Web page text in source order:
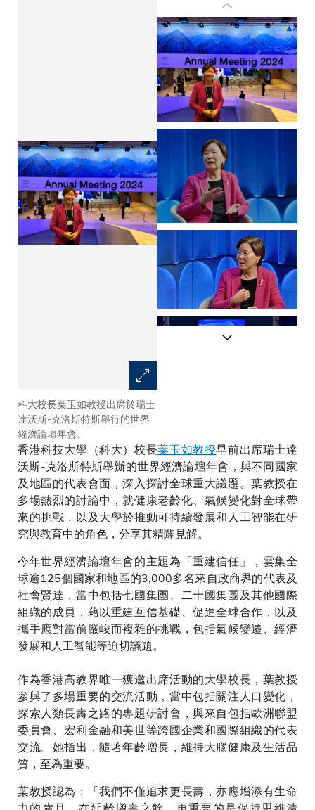
科大校長葉玉如教授出席於瑞士
達沃斯-克洛斯特斯舉行的世界
經濟論壇年會。
香港科技大學（科大）校長葉玉如教授早前出席瑞士達
沃斯-克洛斯特斯舉辦的世界經濟論壇年會，與不同國家
及地區的代表會面，深入探討全球重大議題。葉教授在
多場熱烈的討論中，就健康老齡化、氣候變化對全球帶
來的挑戰，以及大學於推動可持續發展和人工智能在研
究與教育中的角色，分享其精闢見解。
今年世界經濟論壇年會的主題為「重建信任」，雲集全
球逾125個國家和地區的3,000多名來自政商界的代表及
社會賢達，當中包括七國集團、二十國集團及其他國際
組織的成員，藉以重建互信基礎、促進全球合作，以及
攜手應對當前嚴峻而複雜的挑戰，包括氣候變遷、經濟
發展和人工智能等迫切議題。
作為香港高教界唯一獲邀出席活動的大學校長，葉教授
參與了多場重要的交流活動，當中包括關注人口變化，
探索人類長壽之路的專題研討會，與來自包括歐洲聯盟
委員會、宏利金融和美世等跨國企業和國際組織的代表
交流。她指出，隨著年齡增長，維持大腦健康及生活品
質，至為重要。
葉教授認為：「我們不僅追求更長壽，亦應增添有生命